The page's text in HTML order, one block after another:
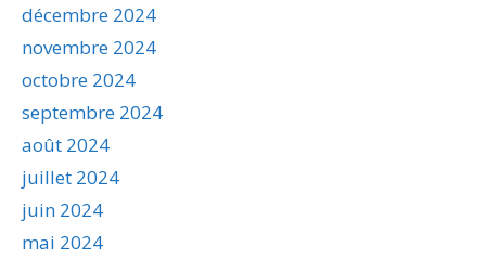
décembre 2024
novembre 2024
octobre 2024
septembre 2024
août 2024
juillet 2024
juin 2024
mai 2024